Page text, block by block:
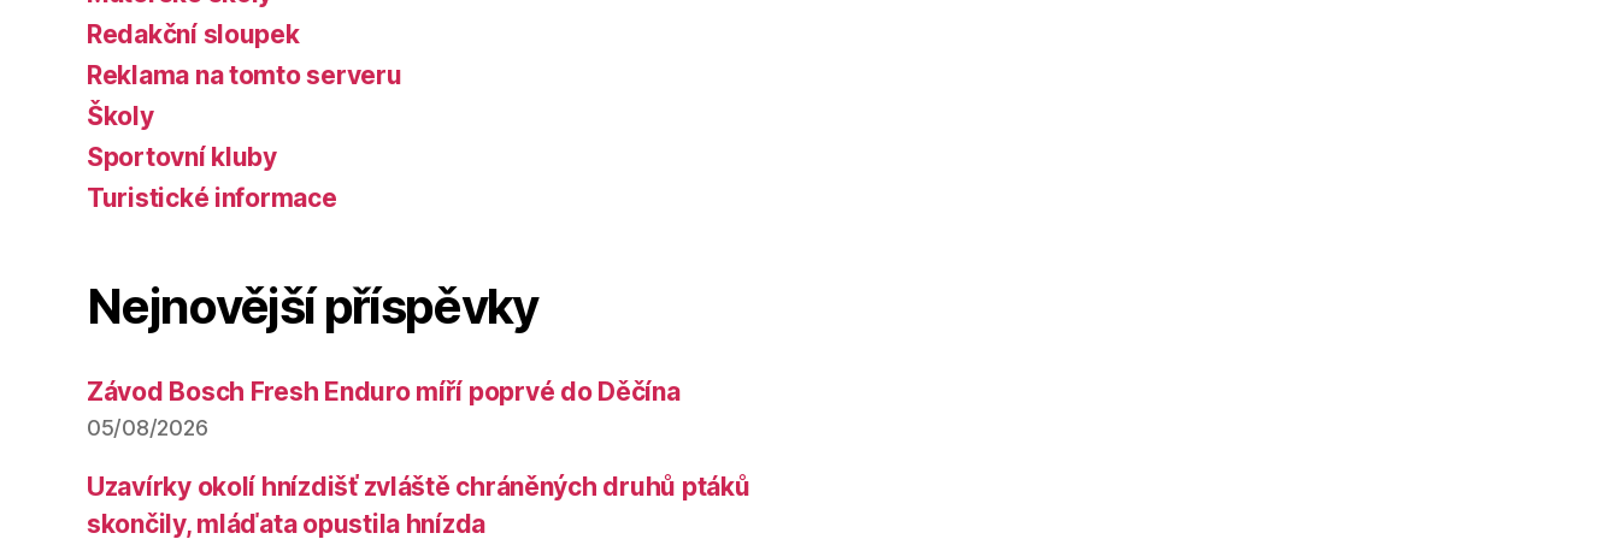
Redakční sloupek
Reklama na tomto serveru
Školy
Sportovní kluby
Turistické informace
Nejnovější příspěvky
Závod Bosch Fresh Enduro míří poprvé do Děčína
05/08/2026
Uzavírky okolí hnízdišť zvláště chráněných druhů ptáků
skončily, mláďata opustila hnízda